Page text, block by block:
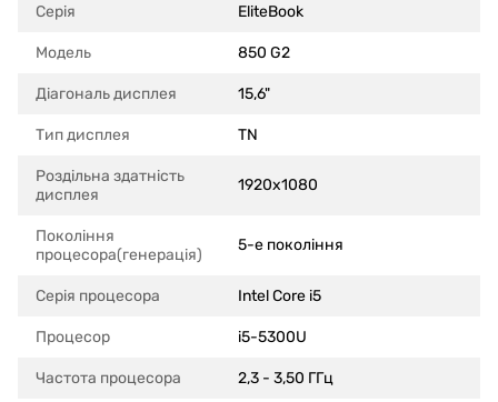
Серія EliteBook
Модель 850 G2
Діагональ дисплея 15,6"
Тип дисплея TN
Роздільна здатність
дисплея
1920x1080
Покоління
процесора(генерація)
5-е покоління
Серія процесора Intel Core i5
Процесор i5-5300U
Частота процесора 2,3 - 3,50 ГГц